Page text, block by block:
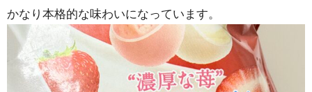
かなり本格的な味わいになっています。